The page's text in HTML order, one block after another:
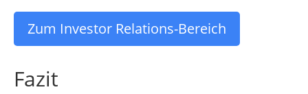
Zum Investor Relations-Bereich
Fazit